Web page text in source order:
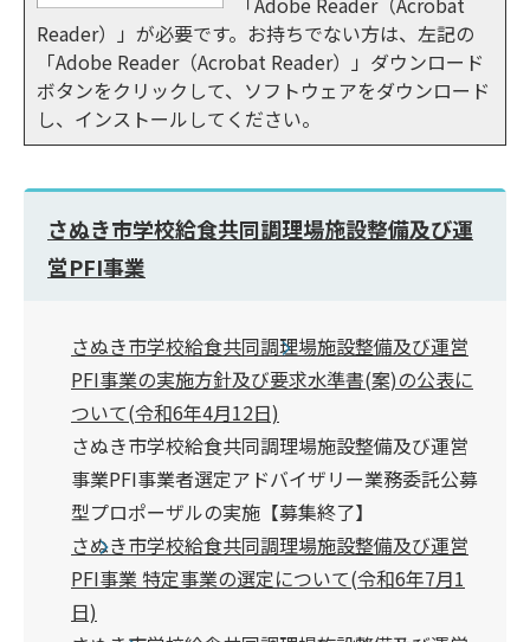
Reader）」が必要です。お持ちでない方は、左記の
「Adobe Reader（Acrobat Reader）」ダウンロード
ボタンをクリックして、ソフトウェアをダウンロード
し、インストールしてください。
さぬき市学校給食共同調理場施設整備及び運
営PFI事業
さぬき市学校給食共同調理場施設整備及び運営
PFI事業の実施方針及び要求水準書(案)の公表に
ついて(令和6年4月12日)
さぬき市学校給食共同調理場施設整備及び運営
事業PFI事業者選定アドバイザリー業務委託公募
型プロポーザルの実施【募集終了】
さぬき市学校給食共同調理場施設整備及び運営
PFI事業 特定事業の選定について(令和6年7月1
日)